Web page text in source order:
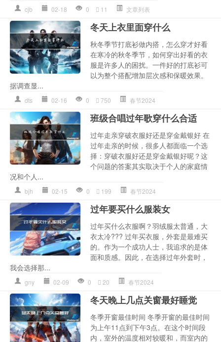
cjb 02-18 0 11 文章列表
冬天上衣里面穿什么
秋冬季节打底衫做内搭，怎么穿才好看
在寒冷的秋冬季节，如何穿出好看的衣
服是许多人的困扰。一件好的打底衫可
以为整个搭配增加层次感和保暖效果。
据调查显...
dts 02-16 0 750 春节2024
班级合唱过年歌穿什么合适
过年走亲穿破衣服好还是穿金戴银好 在
过年走亲的时候，很多人都面临一个选
择：穿破衣服好还是穿金戴银好呢？这
个问题的答案其实取决于个人的家庭情
况和个人...
bjh 02-15 0 199 春节2024
过年要买什么服装女
过年买什么衣服啊？羽绒服太普通，大
衣太冷??? 过年买衣服，外套是最难买
的。作为一个成功人士，我追求的是体
面和质感。因此，在选择过年外套时，
我会选择那...
gny 02-09 0 20 春节2024
冬天晚上几点关窗最好睡觉
冬季开窗最佳时间 冬季开窗的最佳时间
为上午11点到下午3点。在这个时间段
内，室外的温度相对较暖和，而室内的